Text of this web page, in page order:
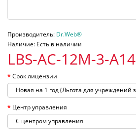
Производитель: Dr.Web®
Наличие: Есть в наличии
LBS-AC-12M-3-A14
Срок лицензии
Центр управления